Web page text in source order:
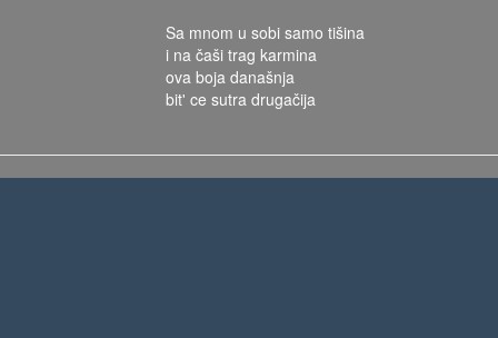
Sa mnom u sobi samo tišina
i na čaši trag karmina
ova boja današnja
bit' ce sutra drugačija